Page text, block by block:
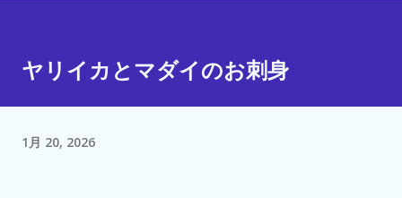
ヤリイカとマダイのお刺身
1月 20, 2026